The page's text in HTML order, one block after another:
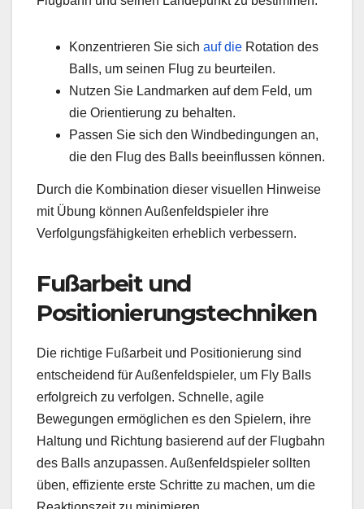
Konzentrieren Sie sich auf die Rotation des
Balls, um seinen Flug zu beurteilen.
Nutzen Sie Landmarken auf dem Feld, um
die Orientierung zu behalten.
Passen Sie sich den Windbedingungen an,
die den Flug des Balls beeinflussen können.
Durch die Kombination dieser visuellen Hinweise
mit Übung können Außenfeldspieler ihre
Verfolgungsfähigkeiten erheblich verbessern.
Fußarbeit und
Positionierungstechniken
Die richtige Fußarbeit und Positionierung sind
entscheidend für Außenfeldspieler, um Fly Balls
erfolgreich zu verfolgen. Schnelle, agile
Bewegungen ermöglichen es den Spielern, ihre
Haltung und Richtung basierend auf der Flugbahn
des Balls anzupassen. Außenfeldspieler sollten
üben, effiziente erste Schritte zu machen, um die